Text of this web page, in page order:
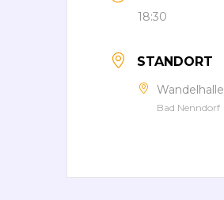
18:30
STANDORT
Wandelhalle
Bad Nenndorf